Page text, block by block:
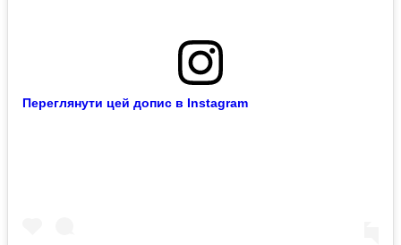
Переглянути цей допис в Instagram